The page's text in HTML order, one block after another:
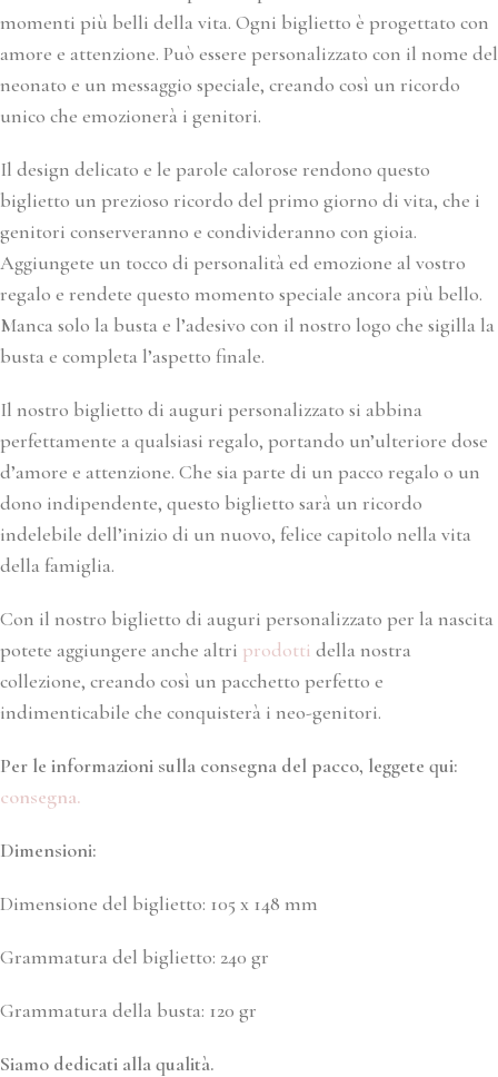
momenti più belli della vita. Ogni biglietto è progettato con
amore e attenzione. Può essere personalizzato con il nome del
neonato e un messaggio speciale, creando così un ricordo
unico che emozionerà i genitori.
Il design delicato e le parole calorose rendono questo
biglietto un prezioso ricordo del primo giorno di vita, che i
genitori conserveranno e condivideranno con gioia.
Aggiungete un tocco di personalità ed emozione al vostro
regalo e rendete questo momento speciale ancora più bello.
Manca solo la busta e l’adesivo con il nostro logo che sigilla la
busta e completa l’aspetto finale.
Il nostro biglietto di auguri personalizzato si abbina
perfettamente a qualsiasi regalo, portando un’ulteriore dose
d’amore e attenzione. Che sia parte di un pacco regalo o un
dono indipendente, questo biglietto sarà un ricordo
indelebile dell’inizio di un nuovo, felice capitolo nella vita
della famiglia.
Con il nostro biglietto di auguri personalizzato per la nascita
potete aggiungere anche altri prodotti della nostra
collezione, creando così un pacchetto perfetto e
indimenticabile che conquisterà i neo-genitori.
Per le informazioni sulla consegna del pacco, leggete qui:
consegna.
Dimensioni:
Dimensione del biglietto: 105 x 148 mm
Grammatura del biglietto: 240 gr
Grammatura della busta: 120 gr
Siamo dedicati alla qualità.